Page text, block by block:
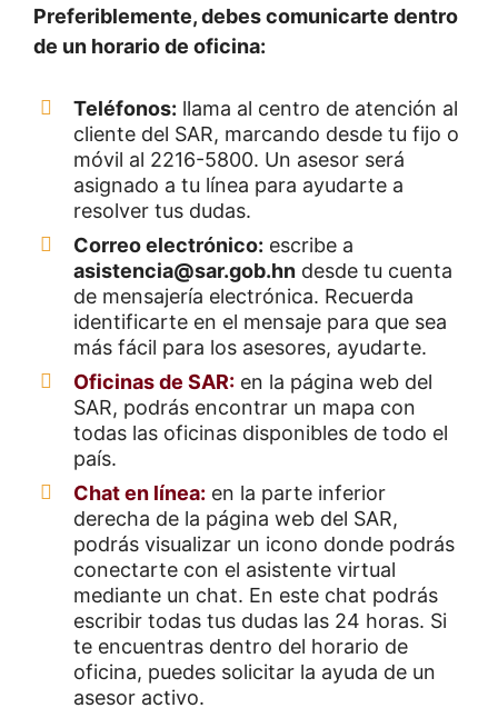
Preferiblemente, debes comunicarte dentro
de un horario de oficina:
Teléfonos: llama al centro de atención al
cliente del SAR, marcando desde tu fijo o
móvil al 2216-5800. Un asesor será
asignado a tu línea para ayudarte a
resolver tus dudas.
Correo electrónico: escribe a
asistencia@sar.gob.hn desde tu cuenta
de mensajería electrónica. Recuerda
identificarte en el mensaje para que sea
más fácil para los asesores, ayudarte.
Oficinas de SAR: en la página web del
SAR, podrás encontrar un mapa con
todas las oficinas disponibles de todo el
país.
Chat en línea: en la parte inferior
derecha de la página web del SAR,
podrás visualizar un icono donde podrás
conectarte con el asistente virtual
mediante un chat. En este chat podrás
escribir todas tus dudas las 24 horas. Si
te encuentras dentro del horario de
oficina, puedes solicitar la ayuda de un
asesor activo.